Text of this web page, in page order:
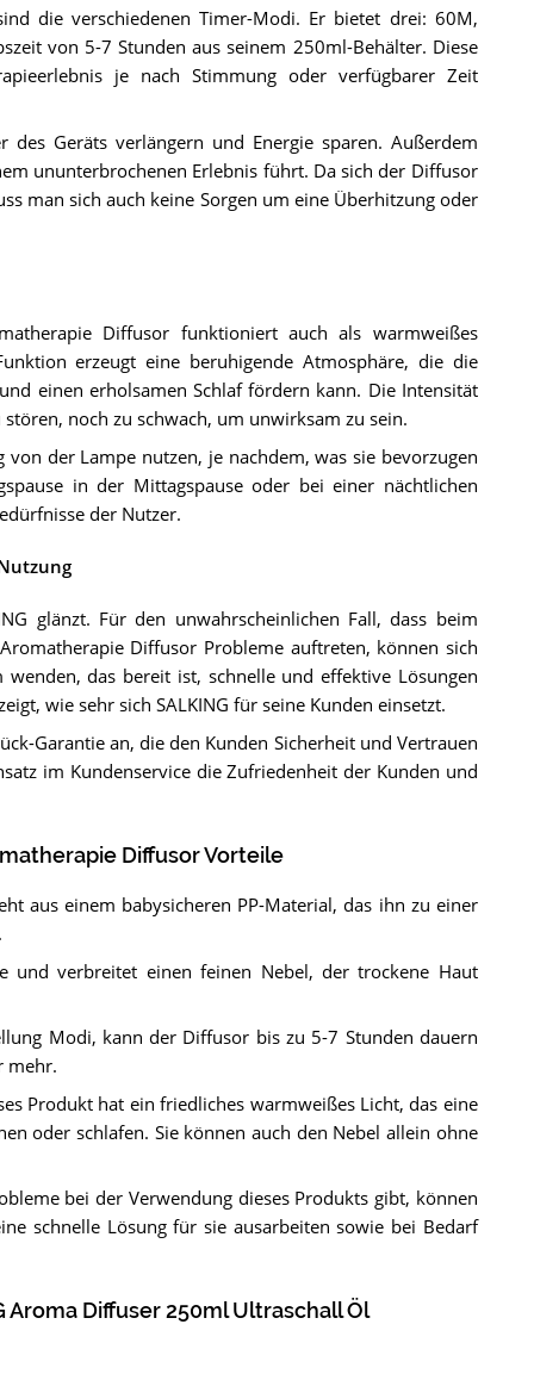
die verschiedenen Timer-Modi. Er bietet drei: 60M,
von 5-7 Stunden aus seinem 250ml-Behälter. Diese
je nach Stimmung oder verfügbarer Zeit
Geräts verlängern und Energie sparen. Außerdem
ununterbrochenen Erlebnis führt. Da sich der Diffusor
man sich auch keine Sorgen um eine Überhitzung oder
Diffusor funktioniert auch als warmweißes
erzeugt eine beruhigende Atmosphäre, die die
einen erholsamen Schlaf fördern kann. Die Intensität
noch zu schwach, um unwirksam zu sein.
der Lampe nutzen, je nachdem, was sie bevorzugen
in der Mittagspause oder bei einer nächtlichen
der Nutzer.
glänzt. Für den unwahrscheinlichen Fall, dass beim
Diffusor Probleme auftreten, können sich
wenden, das bereit ist, schnelle und effektive Lösungen
wie sehr sich SALKING für seine Kunden einsetzt.
Garantie an, die den Kunden Sicherheit und Vertrauen
im Kundenservice die Zufriedenheit der Kunden und
Diffusor Vorteile
aus einem babysicheren PP-Material, das ihn zu einer
und verbreitet einen feinen Nebel, der trockene Haut
Modi, kann der Diffusor bis zu 5-7 Stunden dauern
mehr.
Produkt hat ein friedliches warmweißes Licht, das eine
oder schlafen. Sie können auch den Nebel allein ohne
bei der Verwendung dieses Produkts gibt, können
schnelle Lösung für sie ausarbeiten sowie bei Bedarf
Aroma Diffuser 250ml Ultraschall Öl